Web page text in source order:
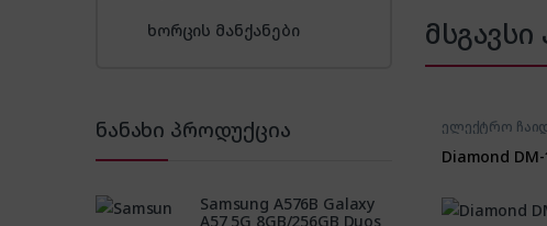
ელექტრო
Diamond DM-
ხორცის მანქანები
ნანახი პროდუქცია
Samsung A576B Galaxy
A57 5G 8GB/256GB Duos